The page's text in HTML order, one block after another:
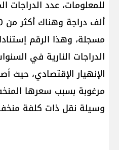
مسجلة، وهذا الرقم
الدراجات النارية في
الإنهيار الإقتصادي، حيث
مرغوبة بسبب سعرها
وسيلة نقل ذات كلفة